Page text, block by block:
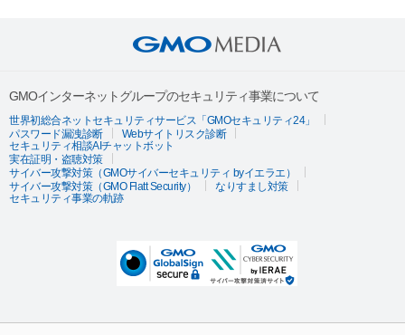
GMOインターネットグループのセキュリティ事業について
世界初総合ネットセキュリティサービス「GMOセキュリティ24」
パスワード漏洩診断
Webサイトリスク診断
セキュリティ相談AIチャットボット
実在証明・盗聴対策
サイバー攻撃対策（GMOサイバーセキュリティ byイエラエ）
サイバー攻撃対策（GMO Flatt Security）
なりすまし対策
セキュリティ事業の軌跡